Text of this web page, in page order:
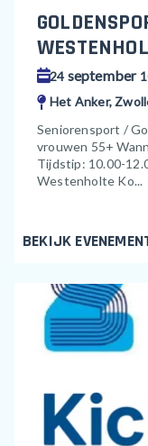
24 september
Het Anker,
Seniorensport /
vrouwen 55+
Tijdstip: 10.00-
Westenholte Ko...
BEKIJK